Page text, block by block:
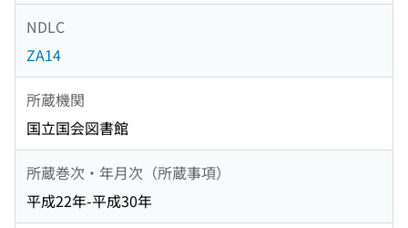
NDLC
ZA14
所蔵機関
国立国会図書館
所蔵巻次・年月次（所蔵事項）
平成22年-平成30年